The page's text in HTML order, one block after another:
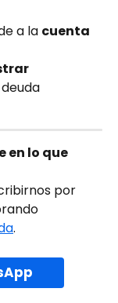
a la cuenta
en lo que
por
.